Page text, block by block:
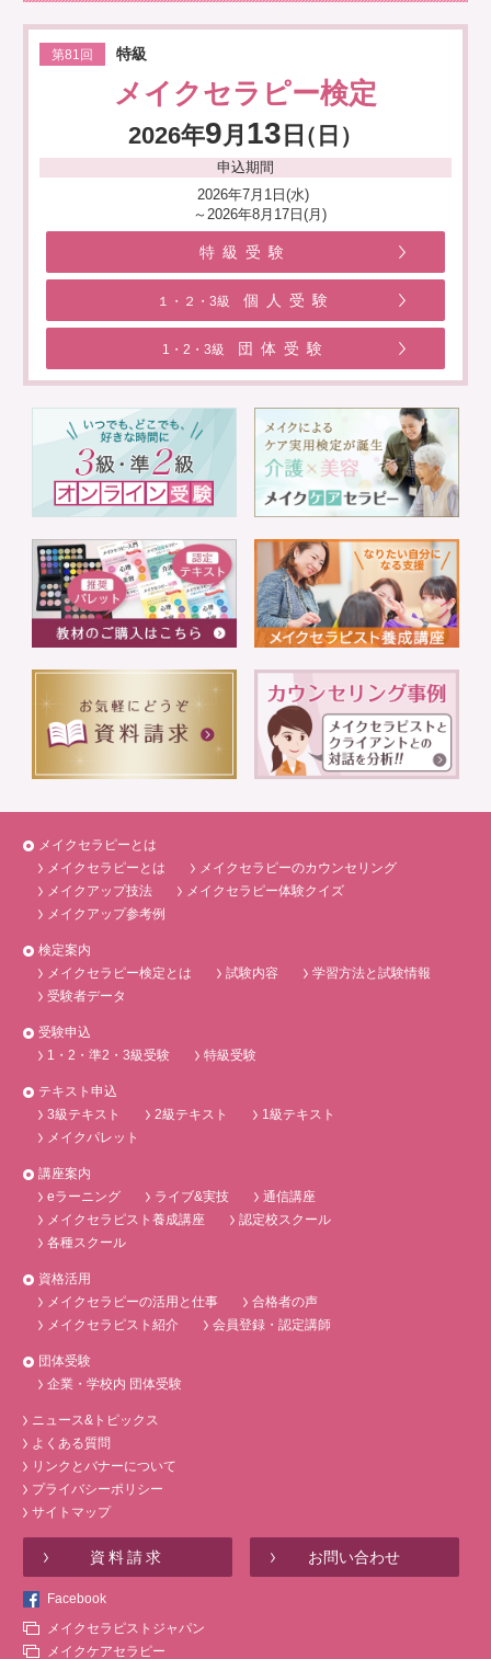
第81回 特級
メイクセラピー検定
2026年9 月 13 日（日）
申込期間
2026年7月1日(水)
～2026年8月17日(月)
特級受験
１・２・3級 個人受験
1・2・3級 団体受験
メイクセラピーとは
メイクセラピーとは
メイクセラピーのカウンセリング
メイクアップ技法
メイクセラピー体験クイズ
メイクアップ参考例
検定案内
メイクセラピー検定とは
試験内容
学習方法と試験情報
受験者データ
受験申込
1・2・準2・3級受験
特級受験
テキスト申込
3級テキスト
2級テキスト
1級テキスト
メイクパレット
講座案内
eラーニング
ライブ&実技
通信講座
メイクセラピスト養成講座
認定校スクール
各種スクール
資格活用
メイクセラピーの活用と仕事
合格者の声
メイクセラピスト紹介
会員登録・認定講師
団体受験
企業・学校内 団体受験
ニュース&トピックス
よくある質問
リンクとバナーについて
プライバシーポリシー
サイトマップ
資料請求 お問い合わせ
Facebook
メイクセラピストジャパン
メイクケアセラピー